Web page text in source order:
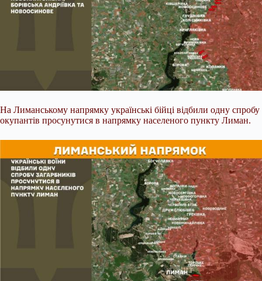
На Лиманському напрямку українські бійці відбили одну спробу
окупантів просунутися в напрямку населеного пункту Лиман.